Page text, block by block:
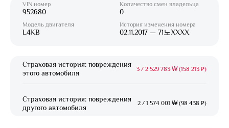
VIN номер
952680
Модель двигателя
L4KB
Количество смен владельца
0
История изменения номера
02.11.2017 — 71노XXXX
Страховая история: повреждения
этого автомобиля
3 / 2 529 783 ₩ (158 213 ₽)
Страховая история: повреждения
другого автомобиля
2 / 1 574 001 ₩ (98 438 ₽)